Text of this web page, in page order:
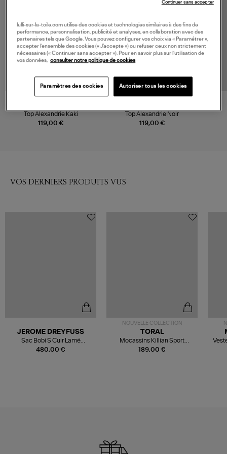
119,00 €
Top Alexandrie Kaki
119,00 €
Top Alexandrie Noir
VOS DERNIERS PRODUITS VUS
480,00 €
JEROME DREYFUSS
Sac Bobi S Cuir Lamé
Champagne
NOUVELLE COLLECTION
189,00 €
TORAL
Mocassins Killian Sport
Mousse
lulli-sur-la-toile.com utilise des cookies et technologies similaires à des fins de
performance, personnalisation, publicité et analyses, en collaboration avec des
partenaires tels que Google. Vous pouvez configurer vos choix via « Paramétrer »,
accepter l’ensemble des cookies (« J’accepte ») ou refuser ceux non strictement
nécessaires (« Continuer sans accepter »). Pour en savoir plus sur l’utilisation de
vos données, consulter notre politique de cookies
Paramètres des cookies Autoriser tous les cookies
Continuer sans accepter